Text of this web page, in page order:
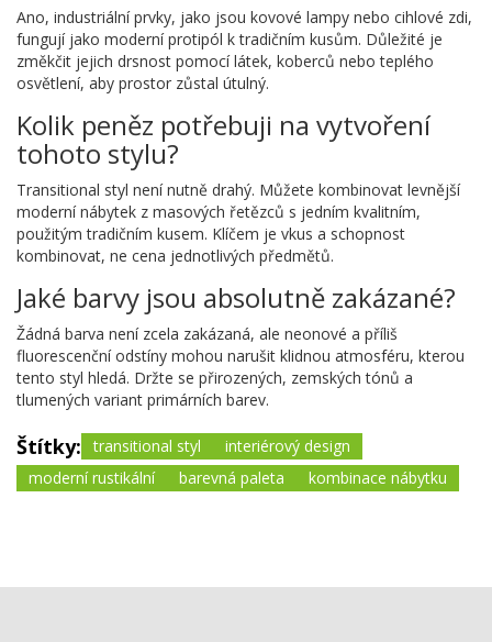
Ano, industriální prvky, jako jsou kovové lampy nebo cihlové zdi,
fungují jako moderní protipól k tradičním kusům. Důležité je
změkčit jejich drsnost pomocí látek, koberců nebo teplého
osvětlení, aby prostor zůstal útulný.
Kolik peněz potřebuji na vytvoření
tohoto stylu?
Transitional styl není nutně drahý. Můžete kombinovat levnější
moderní nábytek z masových řetězců s jedním kvalitním,
použitým tradičním kusem. Klíčem je vkus a schopnost
kombinovat, ne cena jednotlivých předmětů.
Jaké barvy jsou absolutně zakázané?
Žádná barva není zcela zakázaná, ale neonové a příliš
fluorescenční odstíny mohou narušit klidnou atmosféru, kterou
tento styl hledá. Držte se přirozených, zemských tónů a
tlumených variant primárních barev.
Štítky: transitional styl
interiérový design
moderní rustikální
barevná paleta kombinace nábytku